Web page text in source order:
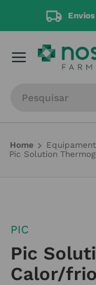
Pic Solution
PIC
Pic
Calor/